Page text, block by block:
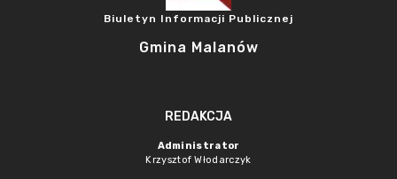
Biuletyn Informacji Publicznej
Gmina Malanów
REDAKCJA
Administrator
Krzysztof Włodarczyk